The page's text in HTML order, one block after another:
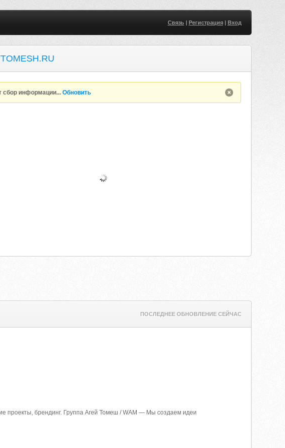
Связь| Регистрация| Вход
сбор информации...Обновить
ПОСЛЕДНЕЕ ОБНОВЛЕНИЕ СЕЙЧАС
проекты, брендинг. Группа Агей Томеш / WAM — Мы создаем идеи